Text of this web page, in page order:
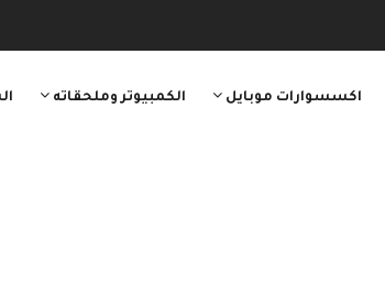
اكسسوارات موبايل الكمبيوتر وملحقاته